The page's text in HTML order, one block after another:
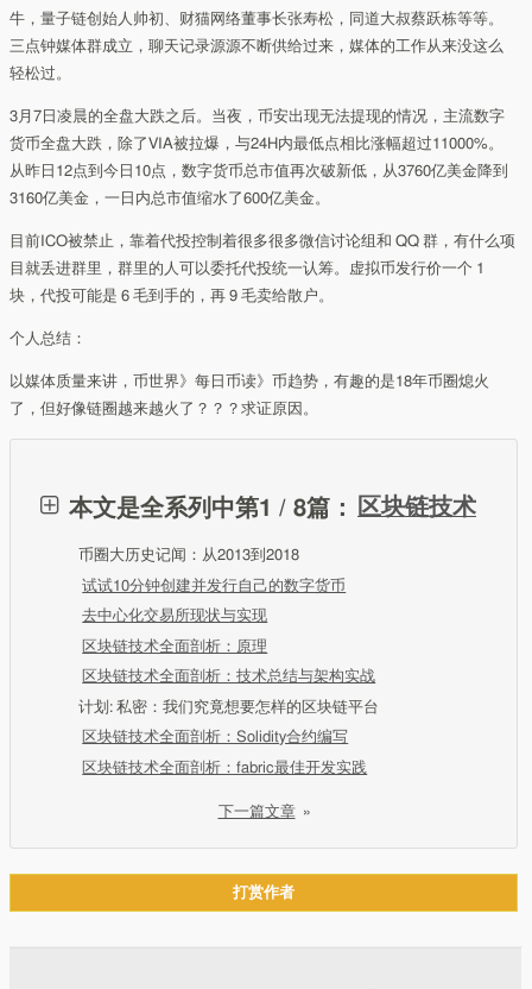
牛，量子链创始人帅初、财猫网络董事长张寿松，同道大叔蔡跃栋等等。
三点钟媒体群成立，聊天记录源源不断供给过来，媒体的工作从来没这么
轻松过。
3月7日凌晨的全盘大跌之后。当夜，币安出现无法提现的情况，主流数字
货币全盘大跌，除了VIA被拉爆，与24H内最低点相比涨幅超过11000%。
从昨日12点到今日10点，数字货币总市值再次破新低，从3760亿美金降到
3160亿美金，一日内总市值缩水了600亿美金。
目前ICO被禁止，靠着代投控制着很多很多微信讨论组和 QQ 群，有什么项
目就丢进群里，群里的人可以委托代投统一认筹。虚拟币发行价一个 1
块，代投可能是 6 毛到手的，再 9 毛卖给散户。
个人总结：
以媒体质量来讲，币世界》每日币读》币趋势，有趣的是18年币圈熄火
了，但好像链圈越来越火了？？？求证原因。
本文是全系列中第1 / 8篇： 区块链技术
币圈大历史记闻：从2013到2018
试试10分钟创建并发行自己的数字货币
去中心化交易所现状与实现
区块链技术全面剖析：原理
区块链技术全面剖析：技术总结与架构实战
计划: 私密：我们究竟想要怎样的区块链平台
区块链技术全面剖析：Solidity合约编写
区块链技术全面剖析：fabric最佳开发实践
下一篇文章 »
打赏作者